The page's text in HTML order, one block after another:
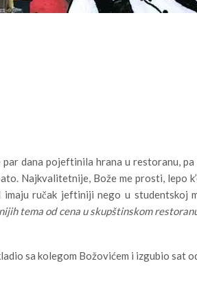
dana pojeftinila hrana u restoranu, pa
Najkvalitetnije, Bože me prosti, lepo
imaju ručak jeftiniji nego u studentskoj
tema od cena u skupštinskom
sa kolegom Božovićem i izgubio sat